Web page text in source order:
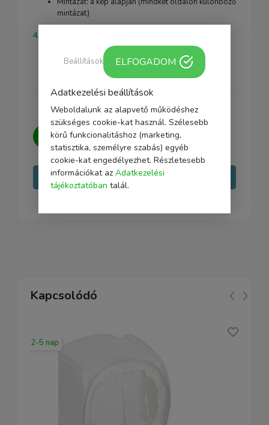
mintázat)
43 féle választható dizájn
Kérdésed van?Írj nekünk, igyekszünk
minden kérdésedre választ adni.
Írj nekünk
Kapcsolódó
2-5 nap
Adatkezelési beállítások
Weboldalunk az alapvető működéshez
szükséges cookie-kat használ. Szélesebb
körű funkcionalitáshoz (marketing,
statisztika, személyre szabás) egyéb
cookie-kat engedélyezhet. Részletesebb
információkat az Adatkezelési
tájékoztatóban talál.
Beállítások ELFOGADOM